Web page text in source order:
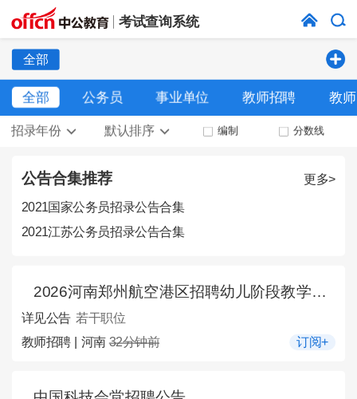
考试查询系统
全部
全部 公务员 事业单位 教师招聘 教
招录年份 默认排序 编制 分数线
更多>
公告合集推荐
2021国家公务员招录公告合集
2021江苏公务员招录公告合集
2026河南郑州航空港区招聘幼儿阶段教学辅助人员公告
详见公告 若干职位
教师招聘 | 河南 32分钟前 订阅+